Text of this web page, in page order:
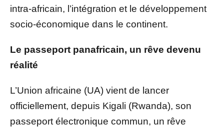
intra-africain, l’intégration et le développement
socio-économique dans le continent.
Le passeport panafricain, un rêve devenu
réalité
L’Union africaine (UA) vient de lancer
officiellement, depuis Kigali (Rwanda), son
passeport électronique commun, un rêve